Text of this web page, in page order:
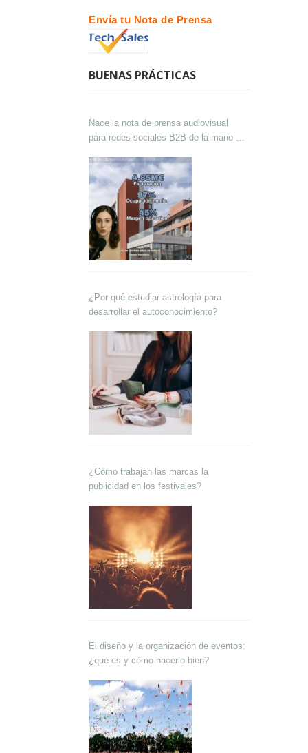
Envía tu Nota de Prensa
BUENAS PRÁCTICAS
Nace la nota de prensa audiovisual
para redes sociales B2B de la mano de
¿Por qué estudiar astrología para
desarrollar el autoconocimiento?
¿Cómo trabajan las marcas la
publicidad en los festivales?
El diseño y la organización de eventos:
¿qué es y cómo hacerlo bien?